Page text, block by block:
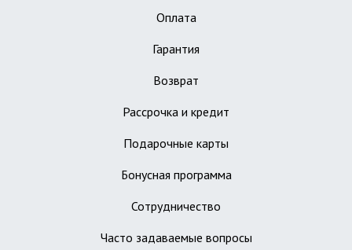
Оплата
Гарантия
Возврат
Рассрочка и кредит
Подарочные карты
Бонусная программа
Сотрудничество
Часто задаваемые вопросы